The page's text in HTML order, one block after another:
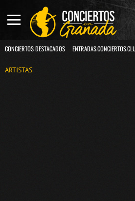
CONCIERTOS DESTACADOS
ARTISTAS